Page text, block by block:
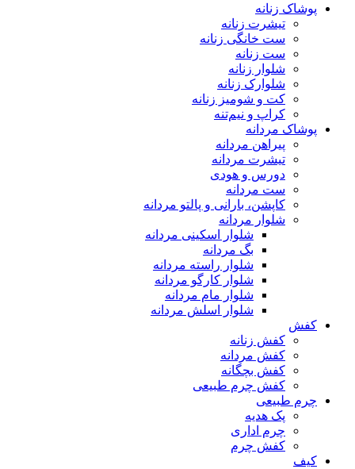
پوشاک زنانه
تیشرت زنانه
ست خانگی زنانه
ست زنانه
شلوار زنانه
شلوارک زنانه
کت و شومیز زنانه
کراپ و نیم‌تنه
پوشاک مردانه
پیراهن مردانه
تیشرت مردانه
دورس و هودی
ست مردانه
کاپشن، بارانی و پالتو مردانه
شلوار مردانه
شلوار اسکینی مردانه
بگ مردانه
شلوار راسته مردانه
شلوار کارگو مردانه
شلوار مام مردانه
شلوار اسلش مردانه
کفش
کفش زنانه
کفش مردانه
کفش بچگانه
کفش چرم طبیعی
چرم طبیعی
پک هدیه
چرم اداری
کفش چرم
کیف